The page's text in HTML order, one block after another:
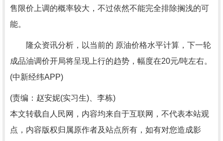
售限价上调的概率较大，不过依然不能完全排除搁浅的可
能。
隆众资讯分析，以当前的 原油价格水平计算，下一轮
成品油调价开局将呈现上行的趋势，幅度在20元/吨左右。
(中新经纬APP)
(责编：赵安妮(实习生)、李栋)
本文转载自人民网，内容均来自于互联网，不代表本站观
点，内容版权归属原作者及站点所有，如有对您造成影